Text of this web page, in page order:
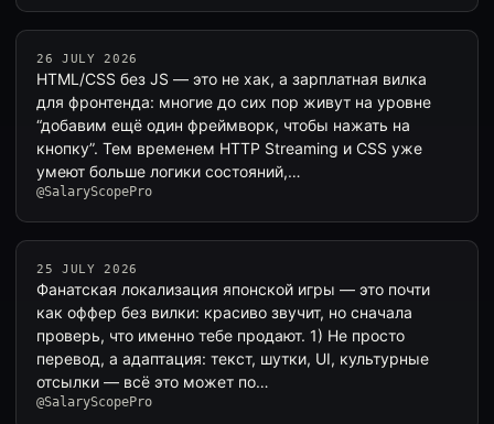
26 JULY 2026
HTML/CSS без JS — это не хак, а зарплатная вилка
для фронтенда: многие до сих пор живут на уровне
“добавим ещё один фреймворк, чтобы нажать на
кнопку”. Тем временем HTTP Streaming и CSS уже
умеют больше логики состояний,…
@SalaryScopePro
25 JULY 2026
Фанатская локализация японской игры — это почти
как оффер без вилки: красиво звучит, но сначала
проверь, что именно тебе продают. 1) Не просто
перевод, а адаптация: текст, шутки, UI, культурные
отсылки — всё это может по…
@SalaryScopePro